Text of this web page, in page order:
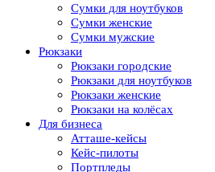
Сумки для ноутбуков
Сумки женские
Сумки мужские
Рюкзаки
Рюкзаки городские
Рюкзаки для ноутбуков
Рюкзаки женские
Рюкзаки на колёсах
Для бизнеса
Атташе-кейсы
Кейс-пилоты
Портпледы